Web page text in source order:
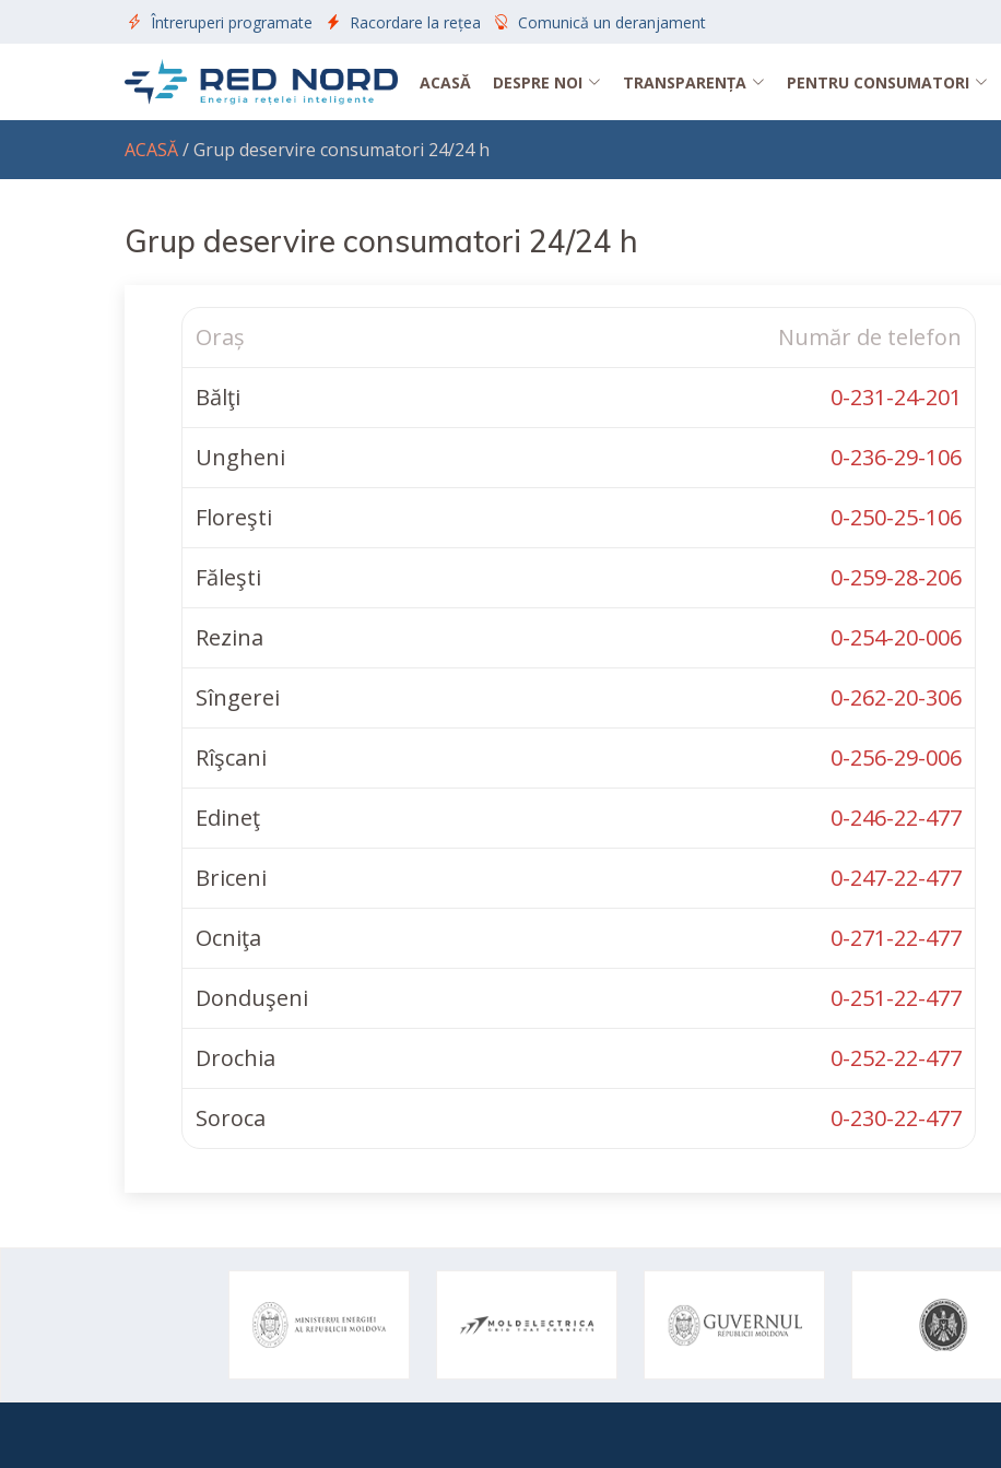
Întreruperi programate Racordare la rețea Comunică un deranjament
ACASĂ DESPRE NOI TRANSPARENȚA PENTRU CONSUMATORI
ACASĂ/ Grup deservire consumatori 24/24 h
Grup deservire consumatori 24/24 h
Oraș Număr de telefon
Bălţi 0-231-24-201
Ungheni 0-236-29-106
Floreşti 0-250-25-106
Făleşti 0-259-28-206
Rezina 0-254-20-006
Sîngerei 0-262-20-306
Rîşcani 0-256-29-006
Edineţ 0-246-22-477
Briceni 0-247-22-477
Ocniţa 0-271-22-477
Donduşeni 0-251-22-477
Drochia 0-252-22-477
Soroca 0-230-22-477